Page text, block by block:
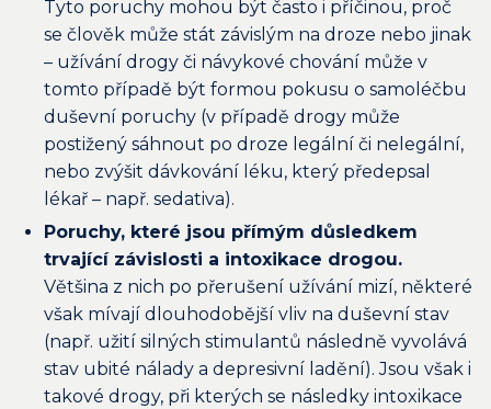
Tyto poruchy mohou být často i příčinou, proč
se člověk může stát závislým na droze nebo jinak
– užívání drogy či návykové chování může v
tomto případě být formou pokusu o samoléčbu
duševní poruchy (v případě drogy může
postižený sáhnout po droze legální či nelegální,
nebo zvýšit dávkování léku, který předepsal
lékař – např. sedativa).
Poruchy, které jsou přímým důsledkem
trvající závislosti a intoxikace drogou.
Většina z nich po přerušení užívání mizí, některé
však mívají dlouhodobější vliv na duševní stav
(např. užití silných stimulantů následně vyvolává
stav ubité nálady a depresivní ladění). Jsou však i
takové drogy, při kterých se následky intoxikace